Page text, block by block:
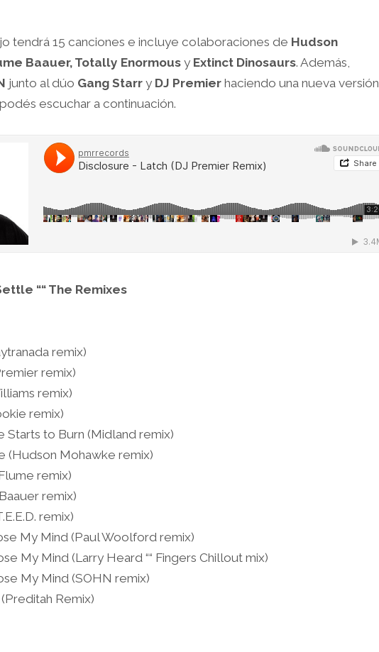
tendrá 15 canciones e incluye colaboraciones de Hudson
Baauer, Totally Enormous y Extinct Dinosaurs. Además,
junto al dúo Gang Starr y DJ Premier haciendo una nueva versión
escuchar a continuación.
““ The Remixes
remix)
remix)
remix)
remix)
Starts to Burn (Midland remix)
(Hudson Mohawke remix)
remix)
remix)
remix)
My Mind (Paul Woolford remix)
My Mind (Larry Heard ““ Fingers Chillout mix)
My Mind (SOHN remix)
Remix)